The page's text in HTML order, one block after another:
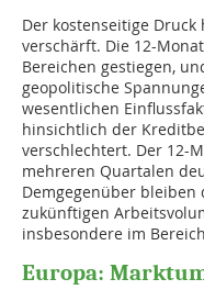
Der kostenseitige
verschärft. Die 12-
Bereichen gestiegen,
geopolitische
wesentlichen
hinsichtlich der
verschlechtert. Der 12-
mehreren Quartalen
Demgegenüber
zukünftigen
insbesondere im
Europa: